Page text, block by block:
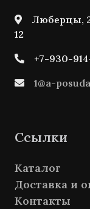
Люберцы,
12
+7-930-
1@a-
Ссылки
Каталог
Доставка и
Контакты